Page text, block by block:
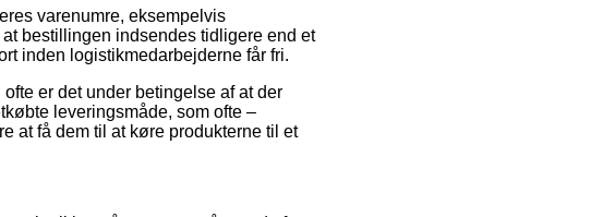
varenumre, eksempelvis
at bestillingen indsendes tidligere end et
inden logistikmedarbejderne får fri.
er det under betingelse af at der
leveringsmåde, som ofte –
at få dem til at køre produkterne til et